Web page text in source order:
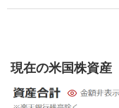
現在の米国株資産